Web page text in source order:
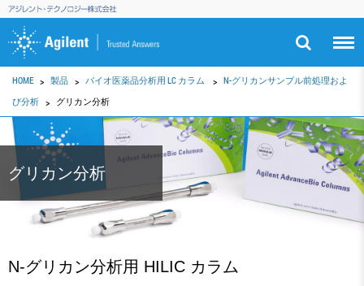
HOME 製品 バイオ医薬品分析用 LC カラム
N-グリカンサンプル前処理およ
び分析
グリカン分析
グリカン分析
N-グリカン分析用 HILIC カラム